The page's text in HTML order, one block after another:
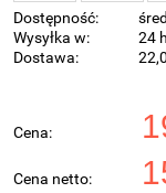
Dostępność:
Wysyłka w:
24
Dostawa:
Cena nie zawiera
Cena:
Cena netto: